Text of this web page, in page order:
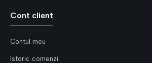
Cont client
Contul meu
Istoric comenzi